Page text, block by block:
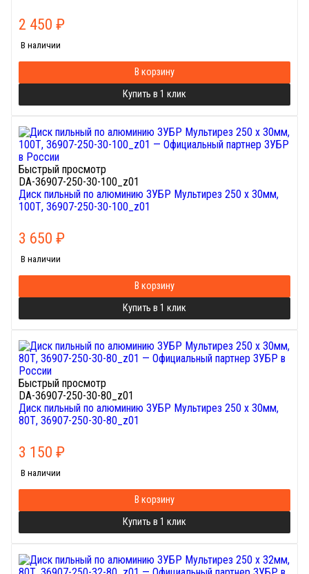
2 450 ₽
В наличии
В корзину
Купить в 1 клик
Быстрый просмотр
DA-36907-250-30-100_z01
Диск пильный по алюминию ЗУБР Мультирез 250 x 30мм,
100Т, 36907-250-30-100_z01
3 650 ₽
В наличии
В корзину
Купить в 1 клик
Быстрый просмотр
DA-36907-250-30-80_z01
Диск пильный по алюминию ЗУБР Мультирез 250 x 30мм,
80Т, 36907-250-30-80_z01
3 150 ₽
В наличии
В корзину
Купить в 1 клик